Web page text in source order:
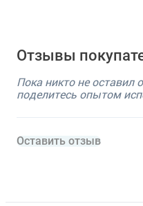
Отзывы
Пока никто не
поделитесь опытом
Оставить отзыв